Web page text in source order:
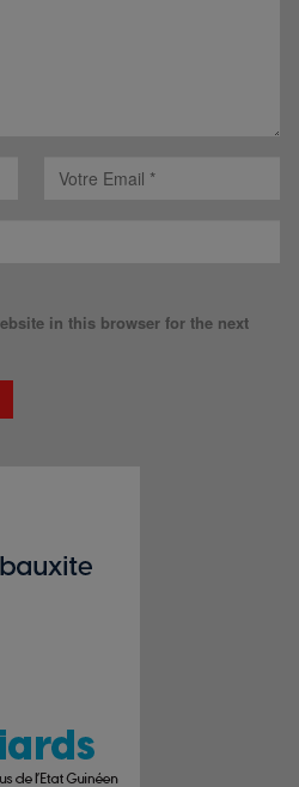
in this browser for the next